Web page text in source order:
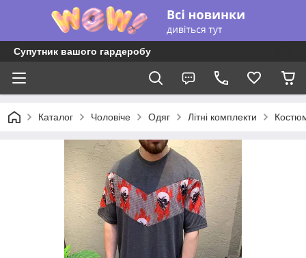
Супутник вашого гардеробу
Каталог Чоловіче Одяг Літні комплекти